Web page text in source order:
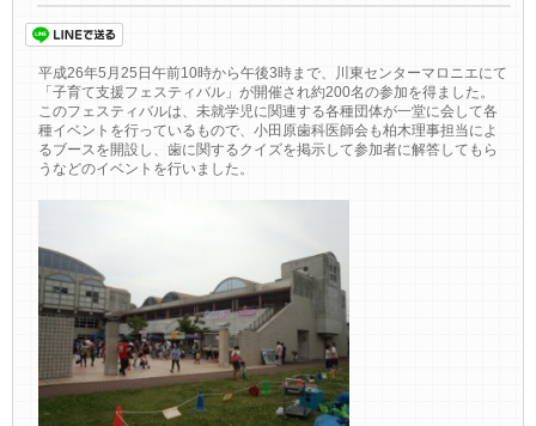
平成26年5月25日午前10時から午後3時まで、川東センターマロニエにて
「子育て支援フェスティバル」が開催され約200名の参加を得ました。
このフェスティバルは、未就学児に関連する各種団体が一堂に会して各
種イベントを行っているもので、小田原歯科医師会も柏木理事担当によ
るブースを開設し、歯に関するクイズを掲示して参加者に解答してもら
うなどのイベントを行いました。